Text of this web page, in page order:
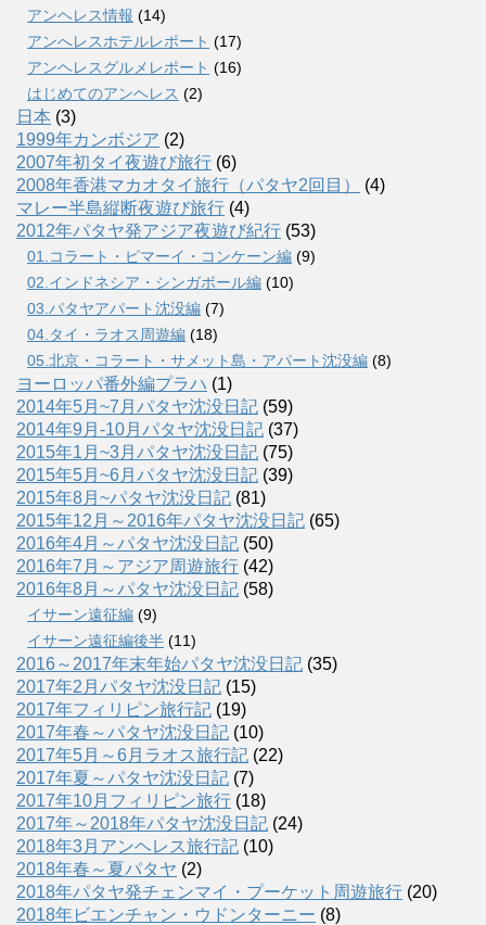
アンヘレス情報 (14)
アンへレスホテルレポート (17)
アンヘレスグルメレポート (16)
はじめてのアンヘレス (2)
日本 (3)
1999年カンボジア (2)
2007年初タイ夜遊び旅行 (6)
2008年香港マカオタイ旅行（パタヤ2回目）
(4)
マレー半島縦断夜遊び旅行 (4)
2012年パタヤ発アジア夜遊び紀行 (53)
01.コラート・ピマーイ・コンケーン編 (9)
02.インドネシア・シンガポール編 (10)
03.パタヤアパート沈没編 (7)
04.タイ・ラオス周遊編 (18)
05.北京・コラート・サメット島・アパート沈没編 (8)
ヨーロッパ番外編プラハ (1)
2014年5月~7月パタヤ沈没日記 (59)
2014年9月-10月パタヤ沈没日記 (37)
2015年1月~3月パタヤ沈没日記 (75)
2015年5月~6月パタヤ沈没日記 (39)
2015年8月~パタヤ沈没日記 (81)
2015年12月～2016年パタヤ沈没日記 (65)
2016年4月～パタヤ沈没日記 (50)
2016年7月～アジア周遊旅行 (42)
2016年8月～パタヤ沈没日記 (58)
イサーン遠征編 (9)
イサーン遠征編後半 (11)
2016～2017年末年始パタヤ沈没日記 (35)
2017年2月パタヤ沈没日記 (15)
2017年フィリピン旅行記 (19)
2017年春～パタヤ沈没日記 (10)
2017年5月～6月ラオス旅行記 (22)
2017年夏～パタヤ沈没日記 (7)
2017年10月フィリピン旅行 (18)
2017年～2018年パタヤ沈没日記 (24)
2018年3月アンヘレス旅行記 (10)
2018年春～夏パタヤ (2)
2018年パタヤ発チェンマイ・プーケット周遊旅行 (20)
2018年ビエンチャン・ウドンターニー (8)